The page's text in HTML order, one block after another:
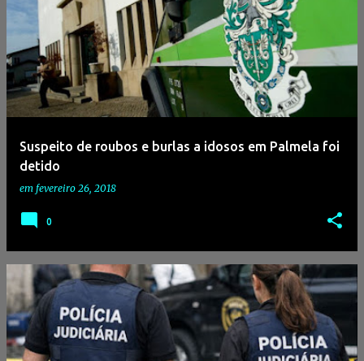
Suspeito de roubos e burlas a idosos em Palmela foi
detido
em fevereiro 26, 2018
0